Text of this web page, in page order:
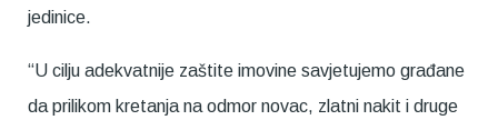
jedinice.
“U cilju adekvatnije zaštite imovine savjetujemo građane
da prilikom kretanja na odmor novac, zlatni nakit i druge